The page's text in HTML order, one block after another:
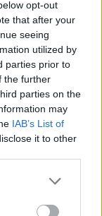
opt-out
that after your
seeing
utilized by
parties prior to
the further
parties on the
may
IAB’s List of
it to other
more Google
may click to